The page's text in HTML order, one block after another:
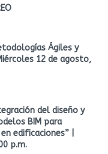
Ágiles y
12 de agosto,
del diseño y
BIM para
edificaciones” |
p.m.